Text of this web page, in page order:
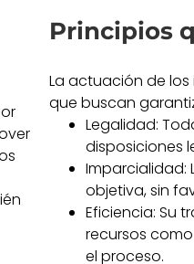
Principios
La actuación de
que buscan
Legalidad:
disposiciones
Imparcialidad:
objetiva, sin
Eficiencia: Su
recursos
el proceso.